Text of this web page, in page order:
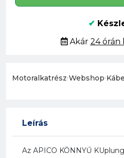
✔
Akár 24 órán
Motoralkatrész›Webshop›
Leírás
Az APICO KÖNNYŰ